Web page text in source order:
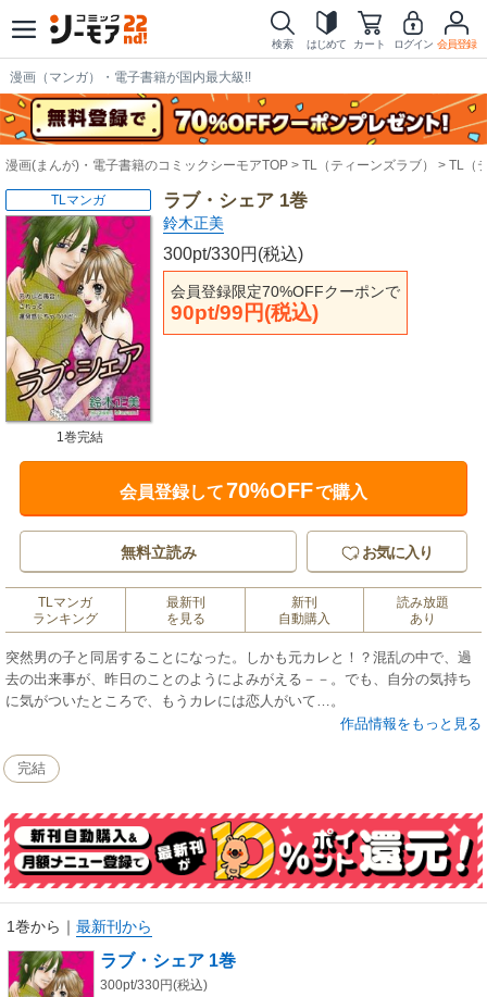
検索 はじめて カート ログイン 会員登録
漫画（マンガ）・電子書籍が国内最大級!!
漫画(まんが)・電子書籍のコミックシーモアTOP TL（ティーンズラブ） TL（
ラブ・シェア 1巻
鈴木正美
300pt/330円(税込)
会員登録限定70%OFFクーポンで
90pt/99円(税込)
TLマンガ
1巻完結
会員登録して70%OFFで購入
無料立読み お気に入り
TLマンガ
ランキング
最新刊
を見る
新刊
自動購入
読み放題
あり
突然男の子と同居することになった。しかも元カレと！？混乱の中で、過
去の出来事が、昨日のことのようによみがえる－－。でも、自分の気持ち
に気がついたところで、もうカレには恋人がいて…。
作品情報をもっと見る
完結
1巻から ｜ 最新刊から
ラブ・シェア 1巻
300pt/330円(税込)